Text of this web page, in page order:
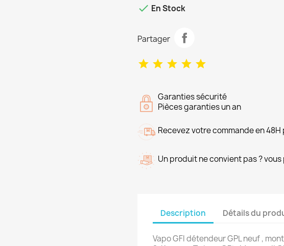
 En Stock
Partager
Garanties sécurité
Pièces garanties un an
Recevez votre commande en 48H
Un produit ne convient pas ?
Description Détails du
Vapo GFI détendeur GPL neuf ,